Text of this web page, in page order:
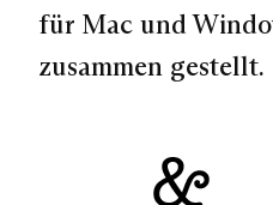
für Mac und
zusammen gestellt.